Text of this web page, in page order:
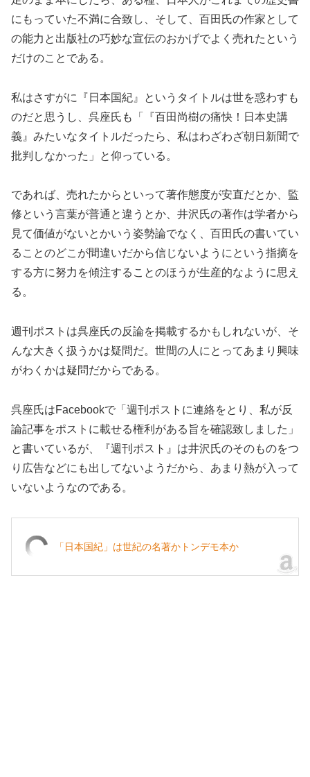
にもっていた不満に合致し、そして、百田氏の作家として
の能力と出版社の巧妙な宣伝のおかげでよく売れたという
だけのことである。
私はさすがに『日本国紀』というタイトルは世を惑わすも
のだと思うし、呉座氏も「『百田尚樹の痛快！日本史講
義』みたいなタイトルだったら、私はわざわざ朝日新聞で
批判しなかった」と仰っている。
であれば、売れたからといって著作態度が安直だとか、監
修という言葉が普通と違うとか、井沢氏の著作は学者から
見て価値がないとかいう姿勢論でなく、百田氏の書いてい
ることのどこが間違いだから信じないようにという指摘を
する方に努力を傾注することのほうが生産的なように思え
る。
週刊ポストは呉座氏の反論を掲載するかもしれないが、そ
んな大きく扱うかは疑問だ。世間の人にとってあまり興味
がわくかは疑問だからである。
呉座氏はFacebookで「週刊ポストに連絡をとり、私が反
論記事をポストに載せる権利がある旨を確認致しました」
と書いているが、『週刊ポスト』は井沢氏のそのものをつ
り広告などにも出してないようだから、あまり熱が入って
いないようなのである。
「日本国紀」は世紀の名著かトンデモ本か